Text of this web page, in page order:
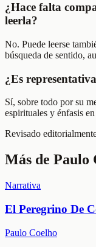
¿Hace falta
leerla?
No. Puede leerse
búsqueda de sentido,
¿Es
Sí, sobre todo por su
espirituales y énfasis
Revisado
Más de Paulo
Narrativa
El Peregrino De
Paulo Coelho